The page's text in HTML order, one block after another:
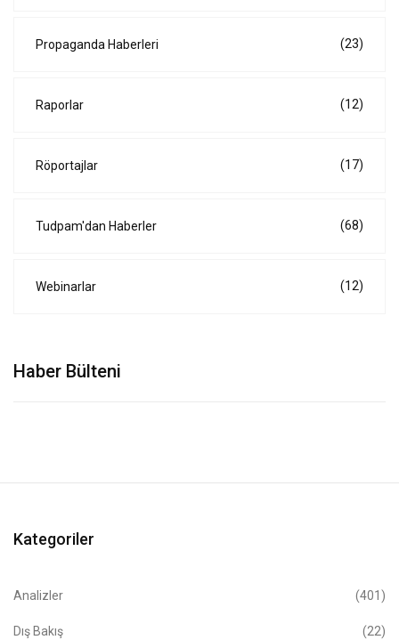
Propaganda Haberleri (23)
Raporlar (12)
Röportajlar (17)
Tudpam'dan Haberler (68)
Webinarlar (12)
Haber Bülteni
Kategoriler
Analizler (401)
Dış Bakış (22)